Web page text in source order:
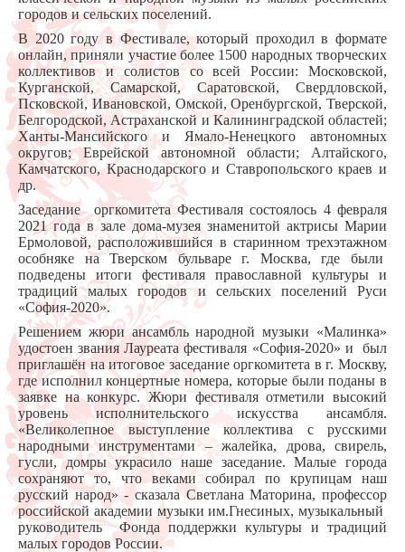
городов и сельских поселений.
В 2020 году в Фестивале, который проходил в формате
онлайн, приняли участие более 1500 народных творческих
коллективов и солистов со всей России: Московской,
Курганской, Самарской, Саратовской, Свердловской,
Псковской, Ивановской, Омской, Оренбургской, Тверской,
Белгородской, Астраханской и Калининградской областей;
Ханты-Мансийского и Ямало-Ненецкого автономных
округов; Еврейской автономной области; Алтайского,
Камчатского, Краснодарского и Ставропольского краев и
др.
Заседание оргкомитета Фестиваля состоялось 4 февраля
2021 года в зале дома-музея знаменитой актрисы Марии
Ермоловой, расположившийся в старинном трехэтажном
особняке на Тверском бульваре г. Москва, где были
подведены итоги фестиваля православной культуры и
традиций малых городов и сельских поселений Руси
«София-2020».
Решением жюри ансамбль народной музыки «Малинка»
удостоен звания Лауреата фестиваля «София-2020» и был
приглашён на итоговое заседание оргкомитета в г. Москву,
где исполнил концертные номера, которые были поданы в
заявке на конкурс. Жюри фестиваля отметили высокий
уровень исполнительского искусства ансамбля.
«Великолепное выступление коллектива с русскими
народными инструментами – жалейка, дрова, свирель,
гусли, домры украсило наше заседание. Малые города
сохраняют то, что веками собирал по крупицам наш
русский народ» - сказала Светлана Маторина, профессор
российской академии музыки им.Гнесиных, музыкальный
руководитель Фонда поддержки культуры и традиций
малых городов России.